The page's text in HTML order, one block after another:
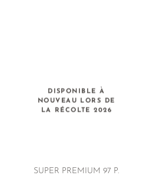
DISPONIBLE À
NOUVEAU LORS DE
LA RÉCOLTE 2026
SUPER PREMIUM 97 P.